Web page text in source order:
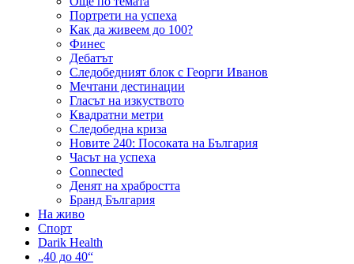
Портрети на успеха
Как да живеем до 100?
Финес
Дебатът
Следобедният блок с Георги Иванов
Мечтани дестинации
Гласът на изкуството
Квадратни метри
Следобедна криза
Новите 240: Посоката на България
Часът на успеха
Connected
Денят на храбростта
Бранд България
На живо
Спорт
Darik Health
„40 до 40“